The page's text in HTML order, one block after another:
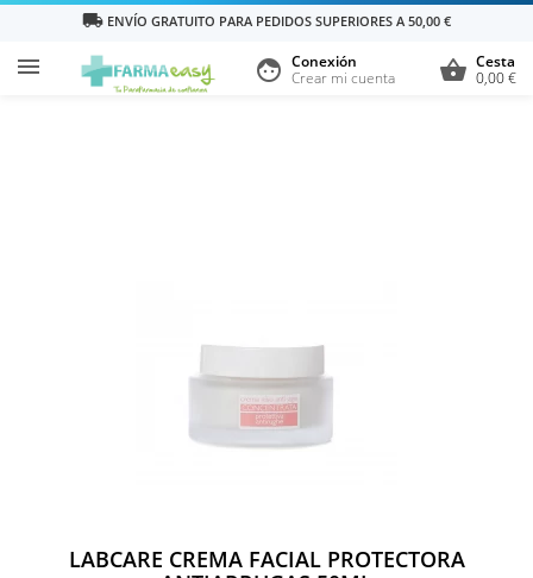
local_shipping ENVÍO GRATUITO PARA PEDIDOS SUPERIORES A 50,00 €
 shopping_basket Cesta
0,00 €
face Conexión
Crear mi cuenta
LABCARE CREMA FACIAL PROTECTORA